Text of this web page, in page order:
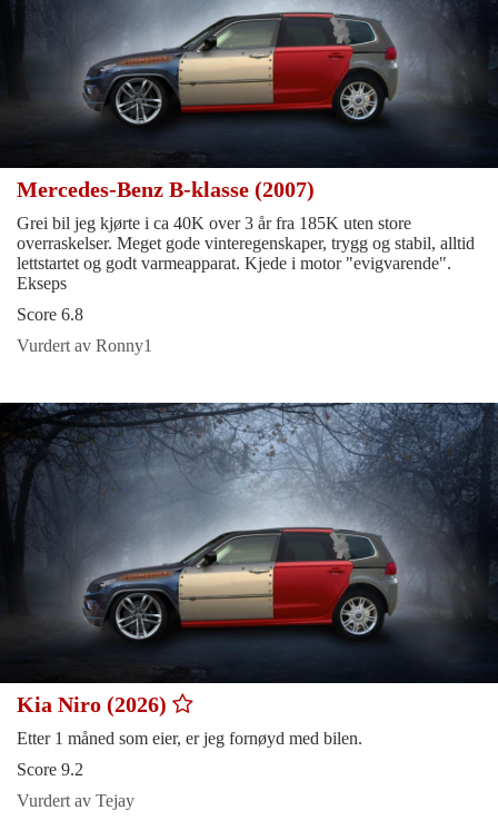
Mercedes-Benz B-klasse (2007)
Grei bil jeg kjørte i ca 40K over 3 år fra 185K uten store
overraskelser. Meget gode vinteregenskaper, trygg og stabil, alltid
lettstartet og godt varmeapparat. Kjede i motor "evigvarende".
Ekseps
Score 6.8
Vurdert av Ronny1
Kia Niro (2026)
Etter 1 måned som eier, er jeg fornøyd med bilen.
Score 9.2
Vurdert av Tejay